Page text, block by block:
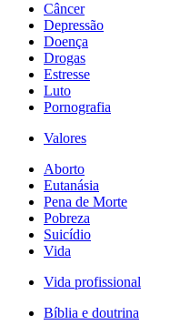
Câncer
Depressão
Doença
Drogas
Estresse
Luto
Pornografia
Valores
Aborto
Eutanásia
Pena de Morte
Pobreza
Suicídio
Vida
Vida profissional
Bíblia e doutrina